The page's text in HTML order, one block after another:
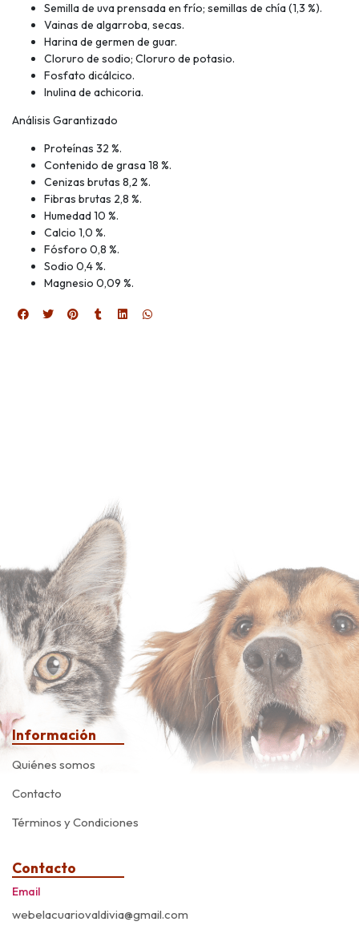
Semilla de uva prensada en frío; semillas de chía (1,3 %).
Vainas de algarroba, secas.
Harina de germen de guar.
Cloruro de sodio; Cloruro de potasio.
Fosfato dicálcico.
Inulina de achicoria.
Análisis Garantizado
Proteínas 32 %.
Contenido de grasa 18 %.
Cenizas brutas 8,2 %.
Fibras brutas 2,8 %.
Humedad 10 %.
Calcio 1,0 %.
Fósforo 0,8 %.
Sodio 0,4 %.
Magnesio 0,09 %.
Información
Quiénes somos
Contacto
Términos y Condiciones
Contacto
Email
webelacuariovaldivia@gmail.com